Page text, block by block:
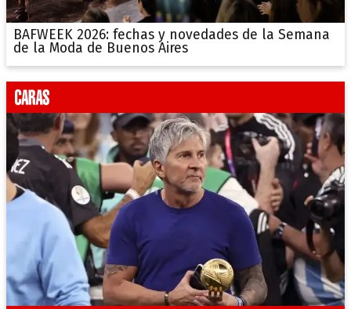
BAFWEEK 2026: fechas y novedades de la Semana
de la Moda de Buenos Aires